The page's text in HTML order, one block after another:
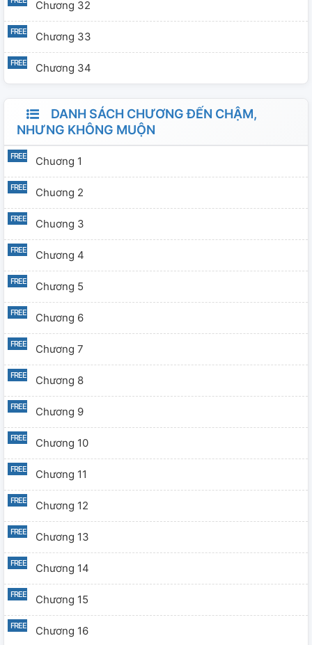
Chương 32
Chương 33
Chương 34
DANH SÁCH CHƯƠNG ĐẾN CHẬM,
NHƯNG KHÔNG MUỘN
Chuơng 1
Chuơng 2
Chuơng 3
Chương 4
Chương 5
Chương 6
Chương 7
Chương 8
Chương 9
Chương 10
Chương 11
Chương 12
Chương 13
Chương 14
Chương 15
Chương 16